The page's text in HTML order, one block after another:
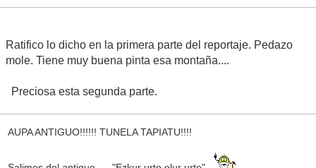
Ratifico lo dicho en la primera parte del reportaje. Pedazo
mole. Tiene muy buena pinta esa montaña....
Preciosa esta segunda parte.
AUPA ANTIGUO!!!!!! TUNELA TAPIATU!!!!